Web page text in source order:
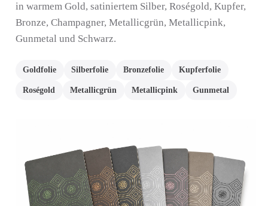
in warmem Gold, satiniertem Silber, Roségold, Kupfer,
Bronze, Champagner, Metallicgrün, Metallicpink,
Gunmetal und Schwarz.
Goldfolie Silberfolie Bronzefolie Kupferfolie
Roségold Metallicgrün Metallicpink Gunmetal